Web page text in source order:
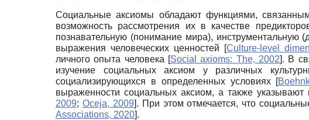
Социальные аксиомы обладают функциями,
возможность рассмотрения их в качестве
познавательную (понимание мира),
выражения человеческих ценностей
[Culture-level
личного опыта человека [Social axioms: The, 2002]. В
изучение социальных аксиом у различных
социализирующихся в определенных условиях [
выраженности социальных аксиом, а также
2009; Oceja, 2009]. При этом отмечается, что
Associations, 2020].